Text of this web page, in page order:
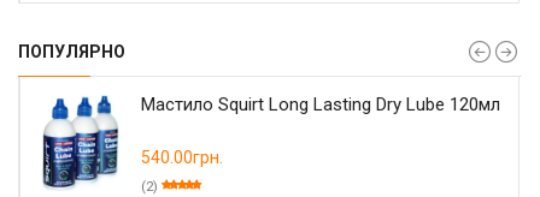
ПОПУЛЯРНО
Мастило Squirt Long Lasting Dry Lube 120мл
540.00грн.
(2)